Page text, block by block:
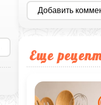
Добавить
Еще